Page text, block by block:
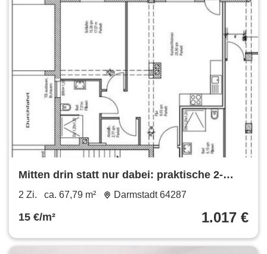
Mitten drin statt nur dabei: praktische 2-
Zimmer-Wohnung
2 Zi. ca. 67,79 m² Darmstadt 64287
15 €/m² 1.017 €